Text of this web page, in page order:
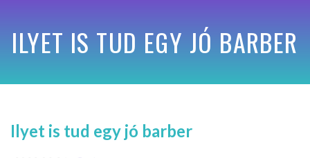
ILYET IS TUD EGY JÓ BARBER
Ilyet is tud egy jó barber